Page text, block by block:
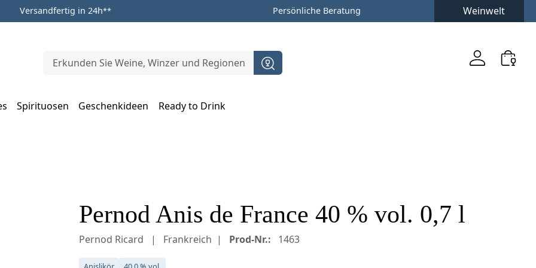
Versandfertig in 24h** Persönliche Beratung Weinwelt
Spirituosen Geschenkideen
Ready to Drink
Pernod Anis de France 40 % vol. 0,7 l
Pernod Ricard Frankreich Prod-Nr.: 1463